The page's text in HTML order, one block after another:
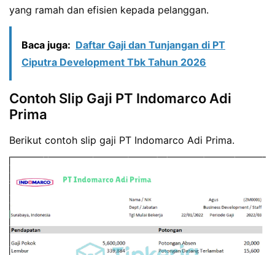
yang ramah dan efisien kepada pelanggan.
Baca juga: Daftar Gaji dan Tunjangan di PT
Ciputra Development Tbk Tahun 2026
Contoh Slip Gaji PT Indomarco Adi
Prima
Berikut contoh slip gaji PT Indomarco Adi Prima.